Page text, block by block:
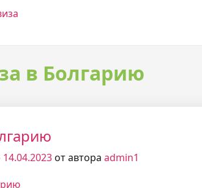
Виза
в Болгарию
14.04.2023от автора admin1